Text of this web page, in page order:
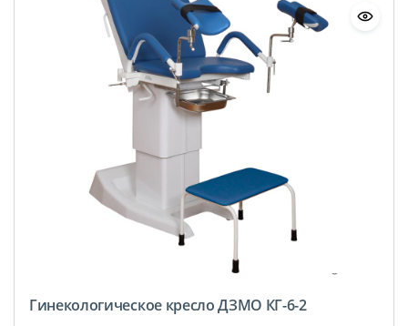
Гинекологическое кресло ДЗМО КГ-6-2